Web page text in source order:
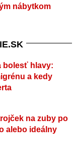
nábytkom
bolesť hlavy:
a kedy
na zuby po
alebo ideálny